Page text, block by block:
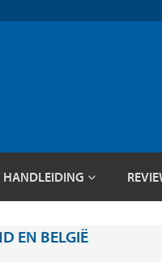
HANDLEIDING
EN BELGIË